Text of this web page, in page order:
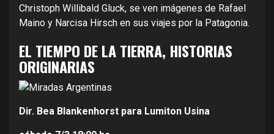
Christoph Willibald Gluck, se ven imágenes de Rafael
Maino y Narcisa Hirsch en sus viajes por la Patagonia.
EL TIEMPO DE LA TIERRA, HISTORIAS
ORIGINARIAS
Dir. Bea Blankenhorst para Lumiton Usina